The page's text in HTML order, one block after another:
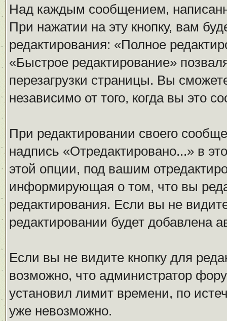
Над каждым сообщением,
При нажатии на эту кнопку, вам
редактирования: «Полное
«Быстрое редактирование»
перезагрузки страницы. Вы
независимо от того, когда вы это
При редактировании своего
надпись «Отредактировано...» в
этой опции, под вашим
информирующая о том, что вы
редактирования. Если вы не
редактировании будет добавлена
Если вы не видите кнопку для
возможно, что администратор
установил лимит времени, по
уже невозможно.